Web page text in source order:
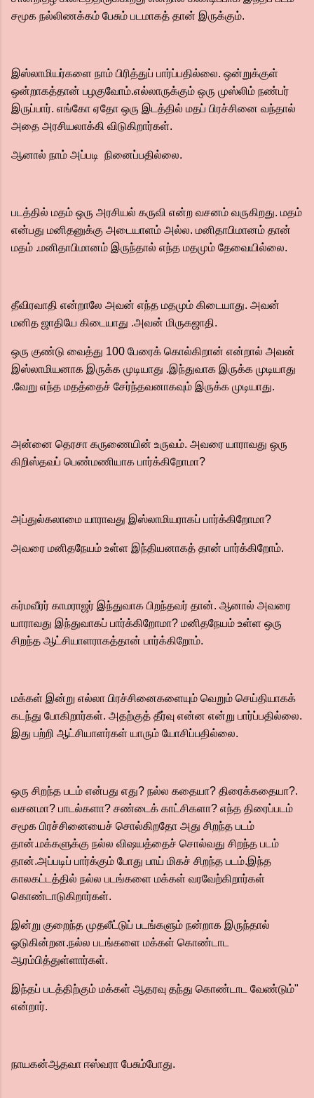
சமூக நல்லிணக்கம் பேசும் படமாகத் தான் இருக்கும்.
இஸ்லாமியர்களை நாம் பிரித்துப் பார்ப்பதில்லை. ஒன்றுக்குள்
ஒன்றாகத்தான் பழகுவோம்.எல்லாருக்கும் ஒரு முஸ்லிம் நண்பர்
இருப்பார். எங்கோ ஏதோ ஒரு இடத்தில் மதப் பிரச்சினை வந்தால்
அதை அரசியலாக்கி விடுகிறார்கள்.
ஆனால் நாம் அப்படி நினைப்பதில்லை.
படத்தில் மதம் ஒரு அரசியல் கருவி என்ற வசனம் வருகிறது. மதம்
என்பது மனிதனுக்கு அடையாளம் அல்ல. மனிதாபிமானம் தான்
மதம் .மனிதாபிமானம் இருந்தால் எந்த மதமும் தேவையில்லை.
தீவிரவாதி என்றாலே அவன் எந்த மதமும் கிடையாது. அவன்
மனித ஜாதியே கிடையாது .அவன் மிருகஜாதி.
ஒரு குண்டு வைத்து 100 பேரைக் கொல்கிறான் என்றால் அவன்
இஸ்லாமியனாக இருக்க முடியாது .இந்துவாக இருக்க முடியாது
.வேறு எந்த மதத்தைச் சேர்ந்தவனாகவும் இருக்க முடியாது.
அன்னை தெரசா கருணையின் உருவம். அவரை யாராவது ஒரு
கிறிஸ்தவப் பெண்மணியாக பார்க்கிறோமா?
அப்துல்கலாமை யாராவது இஸ்லாமியராகப் பார்க்கிறோமா?
அவரை மனிதநேயம் உள்ள இந்தியனாகத் தான் பார்க்கிறோம்.
கர்மவீரர் காமராஜர் இந்துவாக பிறந்தவர் தான். ஆனால் அவரை
யாராவது இந்துவாகப் பார்க்கிறோமா? மனிதநேயம் உள்ள ஒரு
சிறந்த ஆட்சியாளராகத்தான் பார்க்கிறோம்.
மக்கள் இன்று எல்லா பிரச்சினைகளையும் வெறும் செய்தியாகக்
கடந்து போகிறார்கள். அதற்குத் தீர்வு என்ன என்று பார்ப்பதில்லை.
இது பற்றி ஆட்சியாளர்கள் யாரும் யோசிப்பதில்லை.
ஒரு சிறந்த படம் என்பது எது? நல்ல கதையா? திரைக்கதையா?.
வசனமா? பாடல்களா? சண்டைக் காட்சிகளா? எந்த திரைப்படம்
சமூக பிரச்சினையைச் சொல்கிறதோ அது சிறந்த படம்
தான்.மக்களுக்கு நல்ல விஷயத்தைச் சொல்வது சிறந்த படம்
தான்.அப்படிப் பார்க்கும் போது பாய் மிகச் சிறந்த படம்.இந்த
காலகட்டத்தில் நல்ல படங்களை மக்கள் வரவேற்கிறார்கள்
கொண்டாடுகிறார்கள்.
இன்று குறைந்த முதலீட்டுப் படங்களும் நன்றாக இருந்தால்
ஓடுகின்றன.நல்ல படங்களை மக்கள் கொண்டாட
ஆரம்பித்துள்ளார்கள்.
இந்தப் படத்திற்கும் மக்கள் ஆதரவு தந்து கொண்டாட வேண்டும்"
என்றார்.
நாயகன்ஆதவா ஈஸ்வரா பேசும்போது.